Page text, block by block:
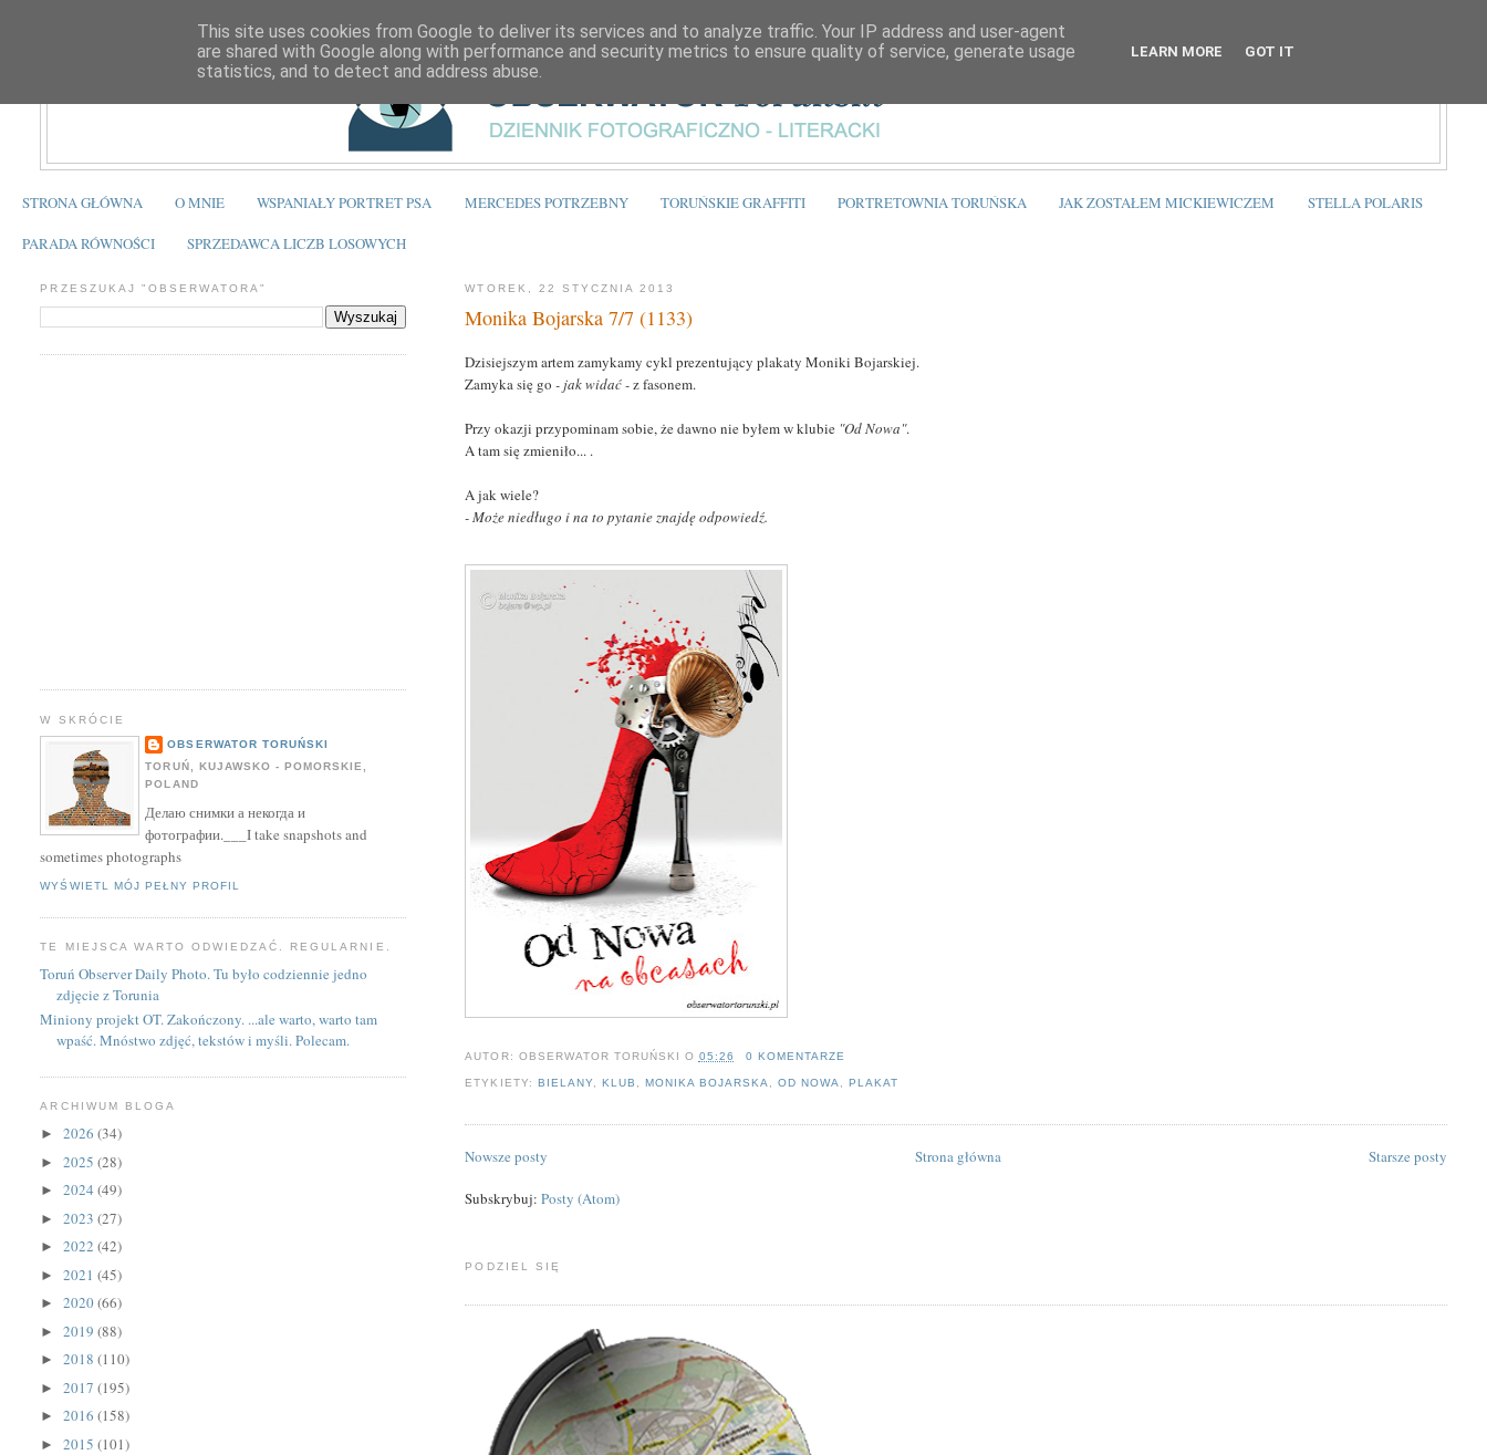
STRONA GŁÓWNA O MNIE WSPANIAŁY PORTRET PSA MERCEDES POTRZEBNY TORUŃSKIE GRAFFITI PORTRETOWNIA TORUŃSKA JAK ZOSTAŁEM MICKIEWICZEM STELLA POLARIS
PARADA RÓWNOŚCI SPRZEDAWCA LICZB LOSOWYCH
WTOREK, 22 STYCZNIA 2013
Monika Bojarska 7/7 (1133)
Dzisiejszym artem zamykamy cykl prezentujący plakaty Moniki Bojarskiej.
Zamyka się go- jak widać -z fasonem.
Przy okazji przypominam sobie, że dawno nie byłem w klubie "Od Nowa".
A tam się zmieniło... .
A jak wiele?
- Może niedługo i na to pytanie znajdę odpowiedź.
AUTOR: OBSERWATOR TORUŃSKI O 05:26 0 KOMENTARZE
ETYKIETY: BIELANY, KLUB MONIKA BOJARSKA ,OD NOWA ,PLAKAT
Nowsze posty Starsze posty
Strona główna
Subskrybuj:Posty (Atom)
PODZIEL SIĘ
PRZESZUKAJ "OBSERWATORA"
W SKRÓCIE
OBSERWATOR TORUŃSKI
TORUŃ, KUJAWSKO - POMORSKIE,
POLAND
Делаю снимки а некогда и
фотографии.___I take snapshots and
sometimes photographs
WYŚWIETL MÓJ PEŁNY PROFIL
TE MIEJSCA WARTO ODWIEDZAĆ. REGULARNIE.
Toruń Observer Daily Photo. Tu było codziennie jedno
zdjęcie z Torunia
Miniony projekt OT. Zakończony. ...ale warto, warto tam
wpaść. Mnóstwo zdjęć, tekstów i myśli. Polecam.
ARCHIWUM BLOGA
►2026(34)
►2025(28)
►2024(49)
►2023(27)
►2022(42)
►2021(45)
►2020(66)
►2019(88)
►2018(110)
►2017(195)
►2016(158)
►2015(101)
This site uses cookies from Google to deliver its services and to analyze traffic. Your IP address and user-agent
are shared with Google along with performance and security metrics to ensure quality of service, generate usage
statistics, and to detect and address abuse.
LEARN MORE GOT IT